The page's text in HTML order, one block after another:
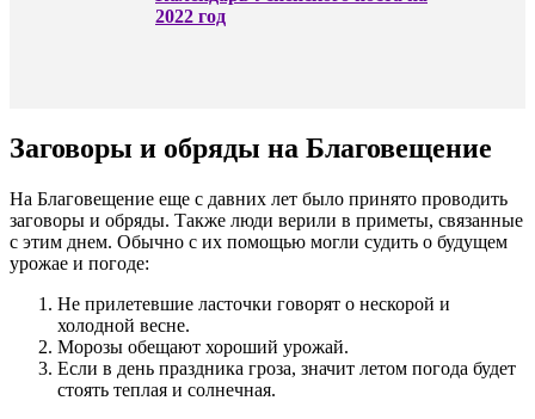
2022 год
Заговоры и обряды на Благовещение
На Благовещение еще с давних лет было принято проводить
заговоры и обряды. Также люди верили в приметы, связанные
с этим днем. Обычно с их помощью могли судить о будущем
урожае и погоде:
Не прилетевшие ласточки говорят о нескорой и
холодной весне.
Морозы обещают хороший урожай.
Если в день праздника гроза, значит летом погода будет
стоять теплая и солнечная.